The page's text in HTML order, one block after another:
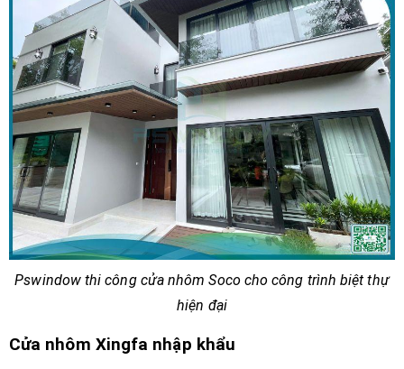
Pswindow thi công cửa nhôm Soco cho công trình biệt thự
hiện đại
Cửa nhôm Xingfa nhập khẩu